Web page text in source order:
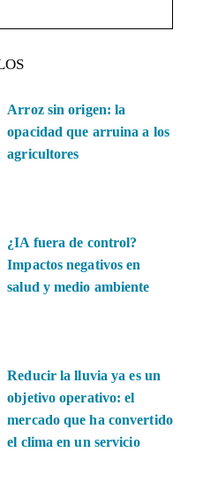
Arroz sin origen: la
opacidad que arruina a los
agricultores
¿IA fuera de control?
Impactos negativos en
salud y medio ambiente
Reducir la lluvia ya es un
objetivo operativo: el
mercado que ha convertido
el clima en un servicio